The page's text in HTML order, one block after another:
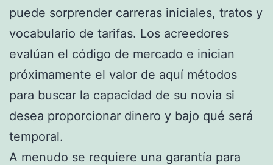
puede sorprender carreras iniciales, tratos y
vocabulario de tarifas. Los acreedores
evalúan el código de mercado e inician
próximamente el valor de aquí métodos
para buscar la capacidad de su novia si
desea proporcionar dinero y bajo qué será
temporal.
A menudo se requiere una garantía para